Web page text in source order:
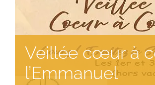
Veillée cœur à
l’Emmanuel